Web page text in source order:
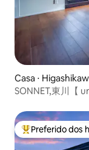
Casa ⋅
SONNET,東川【
Entre os
Preferido dos